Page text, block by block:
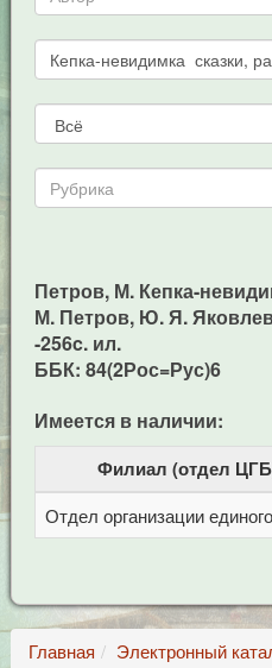
Петров, М. Кепка-
М. Петров, Ю. Я.
-256c. ил.
ББК: 84(2Рос=Рус)6
Имеется в наличии:
Филиал (отдел
Отдел организации
Главная
Электронный